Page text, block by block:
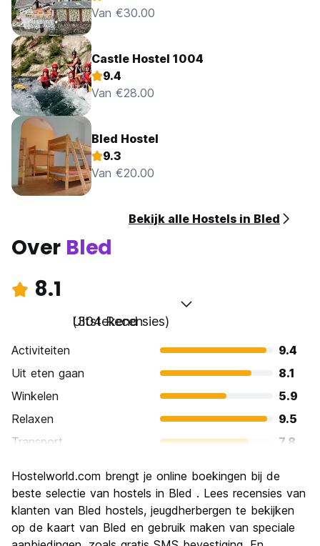
Van €30.00
Castle Hostel 1004
9.4
Van €28.00
Bled Hostel
9.3
Van €20.00
Bekijk alle Hostels in Bled
Over Bled
8.1
Uitstekend
(304 Recensies)
Activiteiten
9.4
Uit eten gaan
8.1
Winkelen
5.9
Relaxen
9.5
Transport
7.8
Cultuur
8.1
Uitgaan
6.4
Waarde voor uw geld
8.5
Hostelworld.com brengt je online boekingen bij de
beste selectie van hostels in Bled . Lees recensies van
klanten van Bled hostels, jeugdherbergen te bekijken
op de kaart van Bled en gebruik maken van speciale